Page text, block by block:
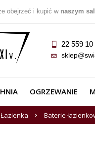
obejrzeć i kupić w naszym
22 559 10
OGRZEWANIE
Łazienka Baterie